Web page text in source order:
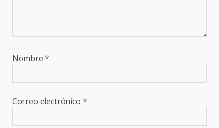
Nombre *
Correo electrónico *